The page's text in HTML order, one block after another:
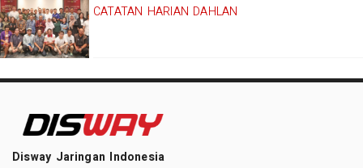
CATATAN HARIAN DAHLAN
Disway Jaringan Indonesia